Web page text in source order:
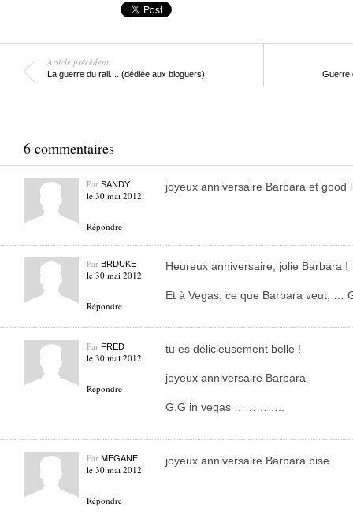
Article précédent
La guerre du rail.... (dédiée aux bloguers) Guerre
6 commentaires
Par SANDY
le 30 mai 2012
Répondre
joyeux anniversaire Barbara et good
Par BRDUKE
le 30 mai 2012
Répondre
Heureux anniversaire, jolie Barbara !
Et à Vegas, ce que Barbara veut, …
Par FRED
le 30 mai 2012
Répondre
tu es délicieusement belle !
joyeux anniversaire Barbara
G.G in vegas …………..
Par MEGANE
le 30 mai 2012
Répondre
joyeux anniversaire Barbara bise